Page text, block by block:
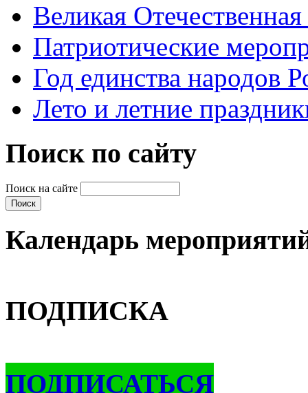
Великая
Патриотические
Год единства народов
Лето и летние
Поиск по сайту
Поиск на сайте
Календарь
ПОДПИСКА
ПОДПИСАТЬСЯ